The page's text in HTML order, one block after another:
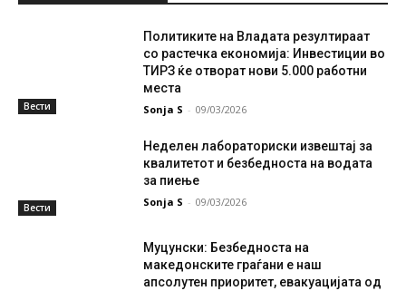
Вести
Политиките на Владата резултираат
со растечка економија: Инвестиции во
ТИРЗ ќе отворат нови 5.000 работни
места
Sonja S - 09/03/2026
Вести
Неделен лабораториски извештај за
квалитетот и безбедноста на водата
за пиење
Sonja S - 09/03/2026
Муцунски: Безбедноста на
македонските граѓани е наш
апсолутен приоритет, евакуацијата од